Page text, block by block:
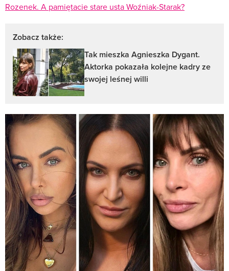
Rozenek. A pamiętacie stare usta Woźniak-Starak?
Zobacz także:
Tak mieszka Agnieszka Dygant.
Aktorka pokazała kolejne kadry ze
swojej leśnej willi